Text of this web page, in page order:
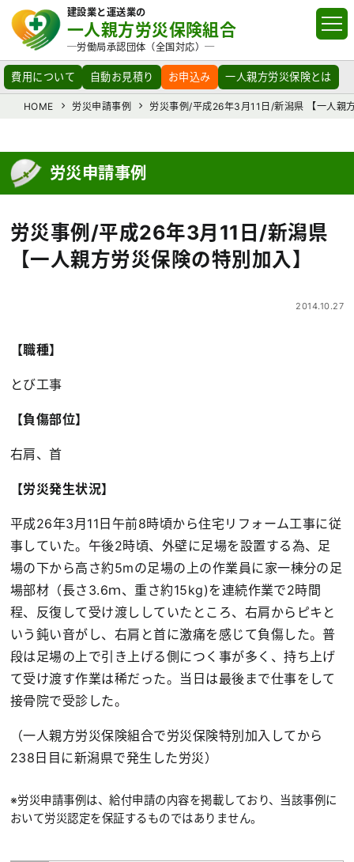
建設業と運送業の
一人親方労災保険組合
─労働局承認団体（全国対応）─
費用について 自動お見積り お申込み 一人親方労災保険とは
HOME 労災申請事例 労災事例/平成26年3月11日/新潟県 【一人親
労災申請事例
労災事例/平成26年3月11日/新潟県
【一人親方労災保険の特別加入】
2014.10.27
【職種】
とび工事
【負傷部位】
右肩、首
【労災発生状況】
平成26年3月11日午前8時頃から住宅リフォーム工事に従
事していた。午後2時頃、外壁に足場を設置する為、足
場の下から高さ約5mの足場の上の作業員に家一棟分の足
場部材（長さ3.6ｍ、重さ約15kg)を連続作業で2時間
程、反復して受け渡ししていたところ、右肩からピキと
いう鈍い音がし、右肩と首に激痛を感じて負傷した。普
段は足場の上で引き上げる側につく事が多く、持ち上げ
て受け渡す作業は稀だった。当日は最後まで仕事をして
接骨院で受診した。
（一人親方労災保険組合で労災保険特別加入してから
238日目に新潟県で発生した労災）
※労災申請事例は、給付申請の内容を掲載しており、当該事例に
おいて労災認定を保証するものではありません。